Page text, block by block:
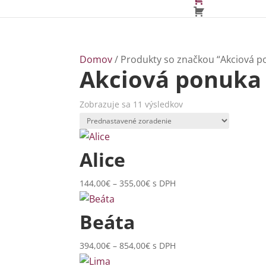
Domov/ Produkty so značkou “Akciová
Akciová ponuka
Zobrazuje sa 11 výsledkov
Alice
144,00€ – 355,00€Price
s DPH
Beáta
394,00€ – 854,00€Price
s DPH